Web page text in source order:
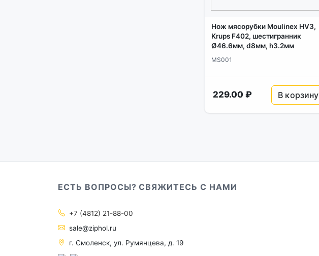
Нож мясорубки Moulinex HV3,
Krups F402, шестигранник
Ø46.6мм, d8мм, h3.2мм
MS001
229.00 ₽ В корзину
ЕСТЬ ВОПРОСЫ? СВЯЖИТЕСЬ С НАМИ
+7 (4812) 21-88-00
sale@ziphol.ru
г. Смоленск, ул. Румянцева, д. 19